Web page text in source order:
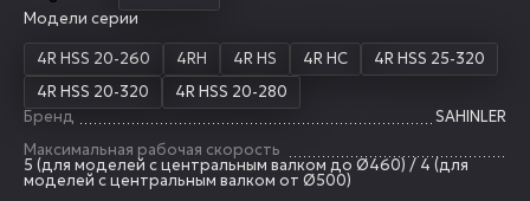
Модели серии
4R HSS 20-260
4RH 4R HS 4R HC
4R HSS 25-320
4R HSS 20-320
4R HSS 20-280
Бренд
SAHINLER
Максимальная рабочая скорость
5 (для моделей с центральным валком до Ø460) / 4 (для
моделей с центральным валком от Ø500)